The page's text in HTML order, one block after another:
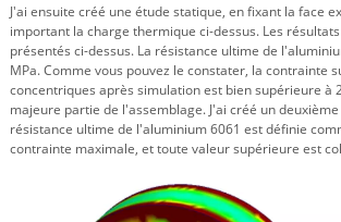
J'ai ensuite créé une étude statique, en fixant la face
important la charge thermique ci-dessus. Les
présentés ci-dessus. La résistance ultime de
MPa. Comme vous pouvez le constater, la contrainte
concentriques après simulation est bien supérieure à
majeure partie de l'assemblage. J'ai créé un
résistance ultime de l'aluminium 6061 est définie
contrainte maximale, et toute valeur supérieure est